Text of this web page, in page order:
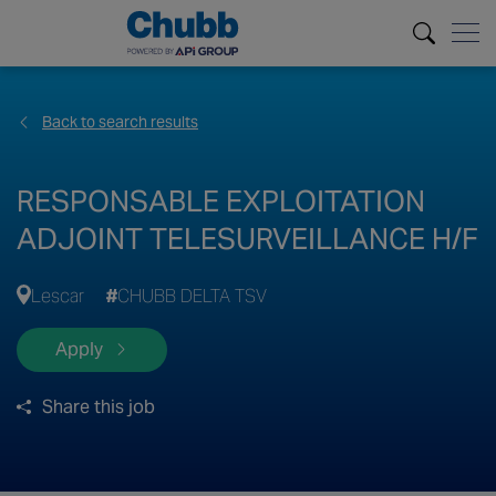
Back to search results
RESPONSABLE EXPLOITATION
ADJOINT TELESURVEILLANCE H/F
Lescar CHUBB DELTA TSV
Apply
Share this job